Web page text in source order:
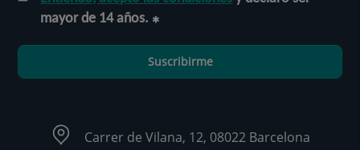
mayor de 14 años.
Suscribirme
Carrer de Vilana, 12, 08022 Barcelona